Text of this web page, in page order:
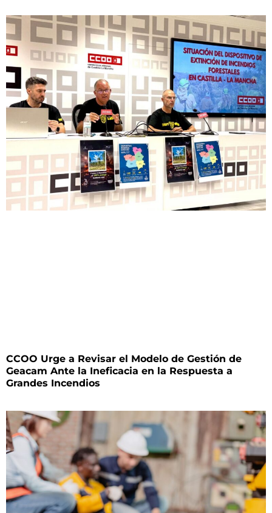
CCOO Urge a Revisar el Modelo de Gestión de
Geacam Ante la Ineficacia en la Respuesta a
Grandes Incendios